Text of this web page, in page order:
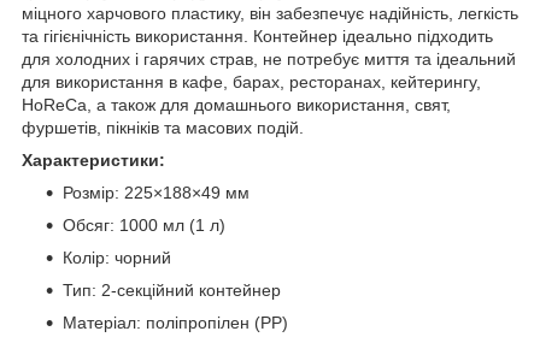
міцного харчового пластику, він забезпечує надійність, легкість
та гігієнічність використання. Контейнер ідеально підходить
для холодних і гарячих страв, не потребує миття та ідеальний
для використання в кафе, барах, ресторанах, кейтерингу,
HoReCa, а також для домашнього використання, свят,
фуршетів, пікніків та масових подій.
Характеристики:
Розмір: 225×188×49 мм
Обсяг: 1000 мл (1 л)
Колір: чорний
Тип: 2-секційний контейнер
Матеріал: поліпропілен (PP)